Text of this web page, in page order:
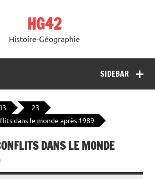
HG42
Histoire-Géographie
SIDEBAR
23
dans le monde après 1989
DANS LE MONDE